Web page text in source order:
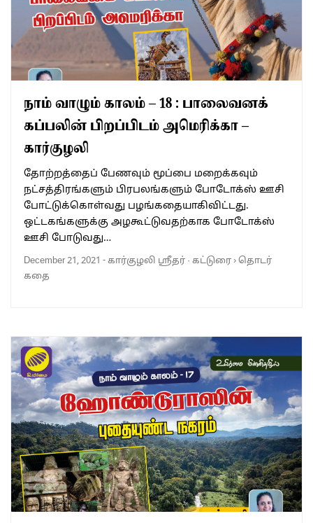
நாம் வாழும் காலம் – 18 : பாலைவனக்
கப்பலின் பிறப்பிடம் அமெரிக்கா –
கார்குழலி
தோற்றத்தைப் பேணவும் மூப்பை மறைக்கவும்
நட்சத்திரங்களும் பிரபலங்களும் போடோக்ஸ் ஊசி
போட்டுக்கொள்வது பழங்கதையாகிவிட்டது.
ஒட்டகங்களுக்கு அழகூட்டுவதற்காக போடோக்ஸ்
ஊசி போடுவது…
December 21, 2021 -கார்குழலி ஸ்ரீதர் · கட்டுரை›தொடர்
கதை